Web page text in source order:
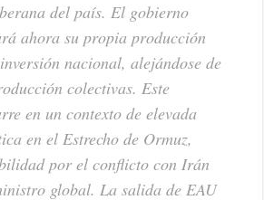
del país. El gobierno
ahora su propia producción
nacional, alejándose de
colectivas. Este
en un contexto de elevada
en el Estrecho de Ormuz,
por el conflicto con Irán
global. La salida de EAU